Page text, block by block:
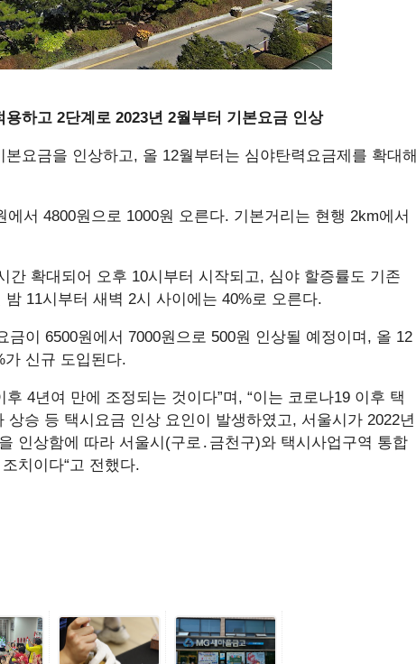
하고 2단계로 2023년 2월부터 기본요금 인상
요금을 인상하고, 올 12월부터는 심야탄력요금제를 확대해
서 4800원으로 1000원 오른다. 기본거리는 현행 2km에서
간 확대되어 오후 10시부터 시작되고, 심야 할증률도 기존
11시부터 새벽 2시 사이에는 40%로 오른다.
이 6500원에서 7000원으로 500원 인상될 예정이며, 올 12
가 신규 도입된다.
4년여 만에 조정되는 것이다”며, “이는 코로나19 이후 택
승 등 택시요금 인상 요인이 발생하였고, 서울시가 2022년
인상함에 따라 서울시(구로․금천구)와 택시사업구역 통합
치이다“고 전했다.